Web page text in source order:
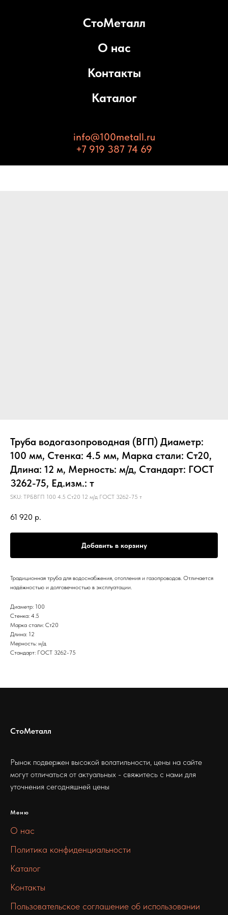
СтоМеталл
О нас
Контакты
Каталог
info@100metall.ru
+7 919 387 74 69
Труба водогазопроводная (ВГП) Диаметр:
100 мм, Стенка: 4.5 мм, Марка стали: Ст20,
Длина: 12 м, Мерность: м/д, Стандарт: ГОСТ
3262-75, Ед.изм.: т
SKU: ТРБВГП 100 4.5 Ст20 12 м/д ГОСТ 3262-75 т
61 920 р.
Добавить в корзину
Традиционная труба для водоснабжения, отопления и газопроводов. Отличается
надёжностью и долговечностью в эксплуатации.
Диаметр: 100
Стенка: 4.5
Марка стали: Ст20
Длина: 12
Мерность: м/д
Стандарт: ГОСТ 3262-75
СтоМеталл
Рынок подвержен высокой волатильности, цены на сайте
могут отличаться от актуальных - свяжитесь с нами для
уточнения сегодняшней цены
Меню
О нас
Политика конфиденциальности
Каталог
Контакты
Пользовательское соглашение об использовании